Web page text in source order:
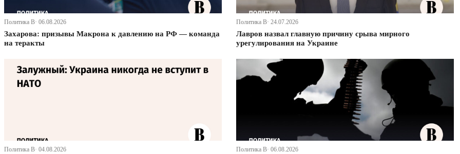
Политика В· 06.08.2026
Захарова: призывы Макрона к давлению на РФ — команда
на теракты
Политика В· 24.07.2026
Лавров назвал главную причину срыва мирного
урегулирования на Украине
Политика В· 04.08.2026 Политика В· 06.08.2026